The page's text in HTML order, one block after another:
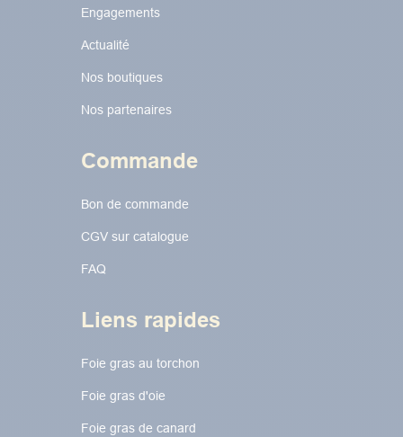
Engagements
Actualité
Nos boutiques
Nos partenaires
Commande
Bon de commande
CGV sur catalogue
FAQ
Liens rapides
Foie gras au torchon​​​​
Foie gras d'oie
Foie gras de canard